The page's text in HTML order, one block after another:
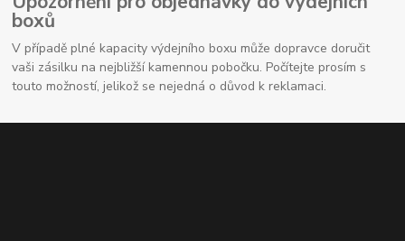
boxů
V případě plné kapacity výdejního boxu může dopravce doručit
vaši zásilku na nejbližší kamennou pobočku. Počítejte prosím s
touto možností, jelikož se nejedná o důvod k reklamaci.